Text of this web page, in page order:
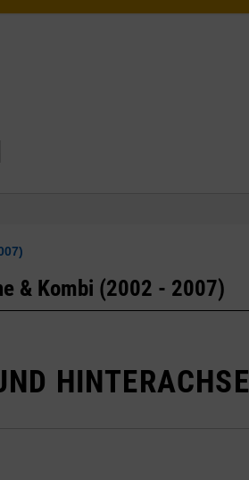
& Kombi (2002 - 2007)
HINTERACHSE